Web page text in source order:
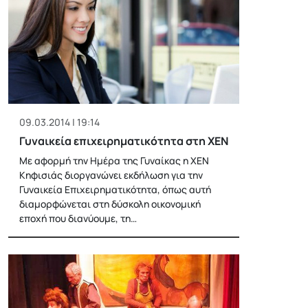
09.03.2014 | 19:14
Γυναικεία επιχειρηματικότητα στη ΧΕΝ
Με αφορμή την Ημέρα της Γυναίκας η ΧΕΝ
Κηφισιάς διοργανώνει εκδήλωση για την
Γυναικεία Επιχειρηματικότητα, όπως αυτή
διαμορφώνεται στη δύσκολη οικονομική
εποχή που διανύουμε, τη…